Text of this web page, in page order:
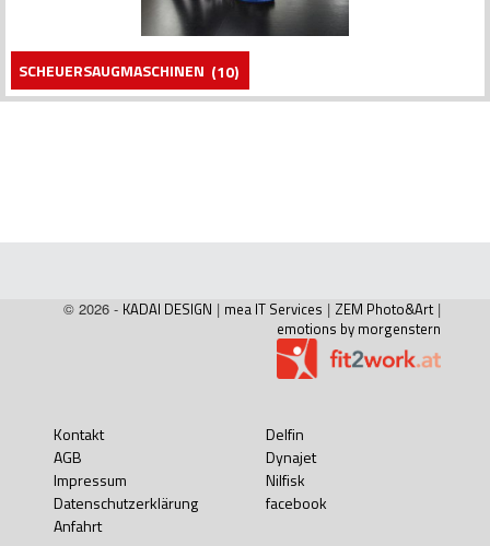
SCHEUERSAUGMASCHINEN (10)
© 2026 - KADAI DESIGN | mea IT Services | ZEM Photo&Art |
emotions by morgenstern
Kontakt
AGB
Impressum
Datenschutzerklärung
Anfahrt
Delfin
Dynajet
Nilfisk
facebook